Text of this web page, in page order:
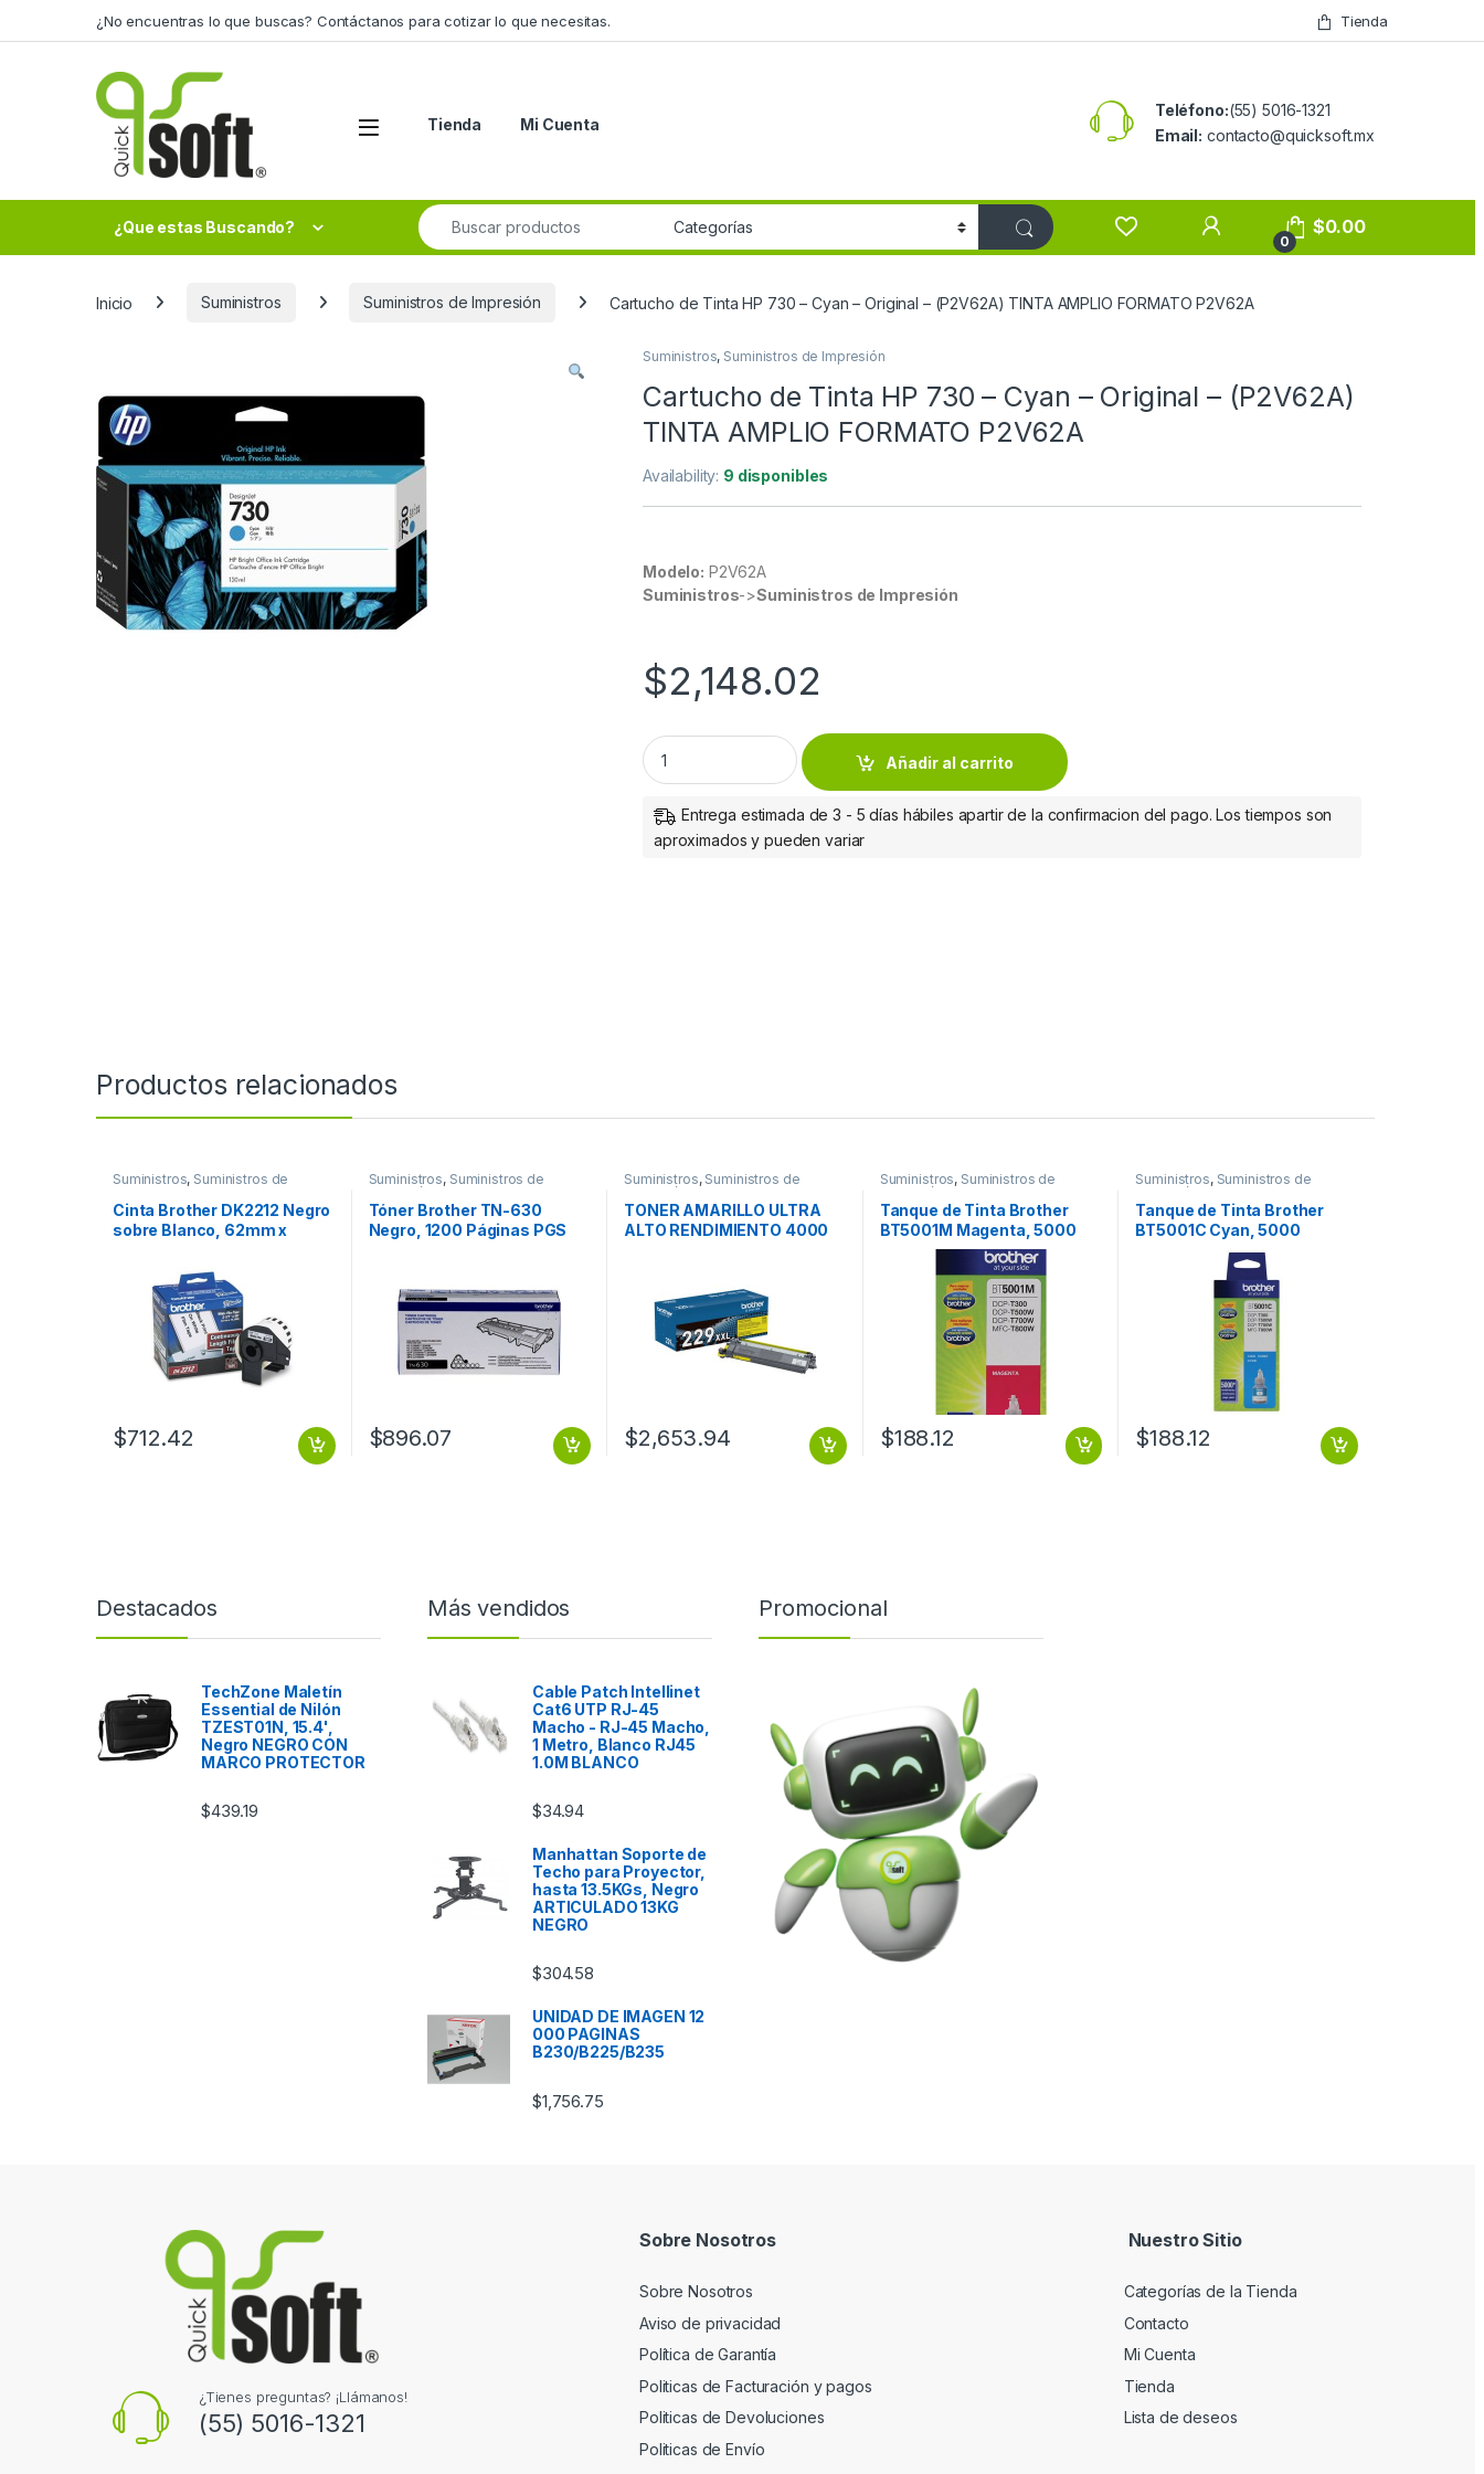
¿No encuentras lo que buscas? Contáctanos para cotizar lo que necesitas. Tienda
Tienda Mi Cuenta
Teléfono:(55) 5016-1321
Email: contacto@quicksoft.mx
¿Que estas Buscando?
Search for:
0
$0.00
Inicio Suministros Suministros de Impresión Cartucho de Tinta HP 730 – Cyan – Original – (P2V62A) TINTA AMPLIO FORMATO P2V62A
Suministros, Suministros de Impresión
Cartucho de Tinta HP 730 – Cyan – Original – (P2V62A)
TINTA AMPLIO FORMATO P2V62A
Availability: 9 disponibles
Modelo: P2V62A
Suministros->Suministros de Impresión
$2,148.02
Cartucho de Tinta HP 730 - Cyan - Original - (P2V62A) TINTA AMPLIO FORMATO P2V62A quantity
Añadir al carrito
Entrega estimada de 3 - 5 días hábiles apartir de la confirmacion del pago. Los tiempos son
aproximados y pueden variar
Productos relacionados
Suministros, Suministros de
Cinta Brother DK2212 Negro
sobre Blanco, 62mm x
62MM X 15.2M
$712.42
Suministros, Suministros de
Impresión
Tóner Brother TN-630
Negro, 1200 Páginas PGS
$896.07
Suministros, Suministros de
Impresión
TONER AMARILLO ULTRA
ALTO RENDIMIENTO 4000
$2,653.94
Suministros, Suministros de
Impresión
Tanque de Tinta Brother
BT5001M Magenta, 5000
Páginas RENDIMIENTO
5000 PGS
$188.12
Suministros, Suministros de
Impresión
Tanque de Tinta Brother
BT5001C Cyan, 5000
Páginas RENDIMIENTO
$188.12
Destacados
TechZone Maletín
Essential de Nilón
TZEST01N, 15.4',
Negro NEGRO CON
MARCO PROTECTOR
$439.19
Más vendidos
Cable Patch Intellinet
Cat6 UTP RJ-45
Macho - RJ-45 Macho,
1 Metro, Blanco RJ45
1.0M BLANCO
$34.94
Manhattan Soporte de
Techo para Proyector,
hasta 13.5KGs, Negro
ARTICULADO 13KG
NEGRO
$304.58
UNIDAD DE IMAGEN 12
000 PAGINAS
B230/B225/B235
$1,756.75
Promocional
¿Tienes preguntas? ¡Llámanos!
(55) 5016-1321
Sobre Nosotros
Sobre Nosotros
Aviso de privacidad
Política de Garantía
Politicas de Facturación y pagos
Politicas de Devoluciones
Politicas de Envío
Nuestro Sitio
Categorías de la Tienda
Contacto
Mi Cuenta
Tienda
Lista de deseos